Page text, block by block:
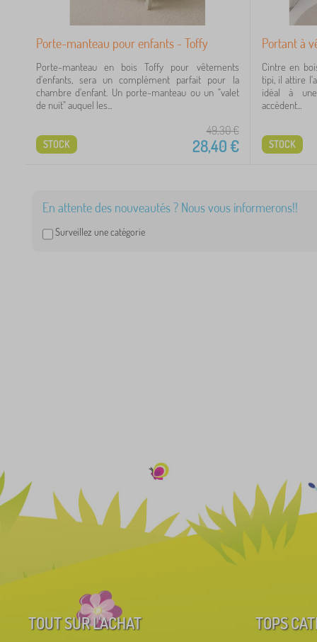
Porte-manteau pour enfants - Toffy
Porte-manteau en bois Toffy pour vêtements
d'enfants, sera un complément parfait pour la
chambre d'enfant. Un porte-manteau ou un "valet
de nuit" auquel les...
49,30€
28,40€
STOCK
Portant à
Cintre en
tipi, il attire
idéal à
accèdent...
STOCK
En attente des nouveautés ? Nous vous informerons!!
Surveillez une catégorie
TOUT SUR L'ACHAT TOPS